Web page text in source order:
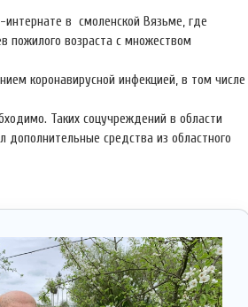
в смоленской Вязьме, где
пожилого возраста с множеством
коронавирусной инфекцией, в том числе
Таких соцучреждений в области
средства из областного